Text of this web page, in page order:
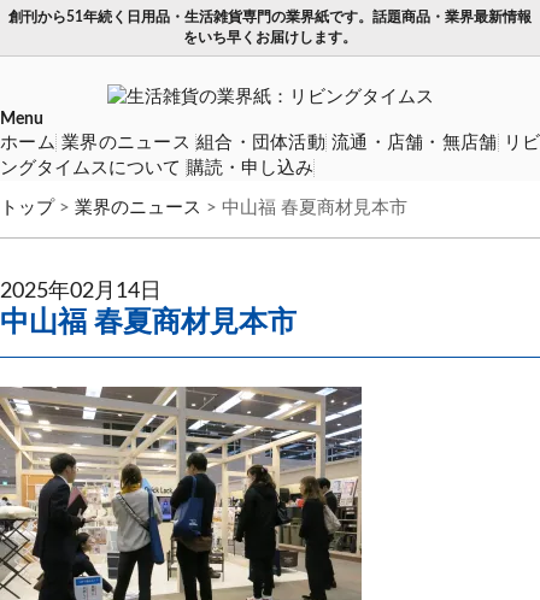
創刊から51年続く日用品・生活雑貨専門の業界紙です。話題商品・業界最新情報
をいち早くお届けします。
Menu
ホーム 業界のニュース 組合・団体活動 流通・店舗・無店舗 リビ
ングタイムスについて 購読・申し込み
トップ > 業界のニュース > 中山福 春夏商材見本市
2025年02月14日
中山福 春夏商材見本市